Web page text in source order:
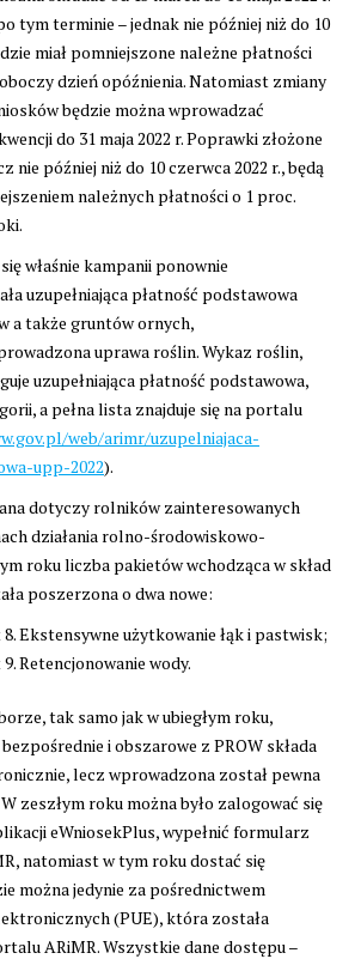
tym terminie – jednak nie później niż do 10
miał pomniejszone należne płatności
dzień opóźnienia. Natomiast zmiany
będzie można wprowadzać
do 31 maja 2022 r. Poprawki złożone
nie później niż do 10 czerwca 2022 r., będą
należnych płatności o 1 proc.
właśnie kampanii ponownie
uzupełniająca płatność podstawowa
a także gruntów ornych,
uprawa roślin. Wykaz roślin,
uzupełniająca płatność podstawowa,
a pełna lista znajduje się na portalu
web/arimr/uzupelniajaca-
upp-2022).
dotyczy rolników zainteresowanych
działania rolno-środowiskowo-
roku liczba pakietów wchodząca w skład
poszerzona o dwa nowe:
Ekstensywne użytkowanie łąk i pastwisk;
Retencjonowanie wody.
tak samo jak w ubiegłym roku,
i obszarowe z PROW składa
lecz wprowadzona został pewna
zeszłym roku można było zalogować się
eWniosekPlus, wypełnić formularz
natomiast w tym roku dostać się
można jedynie za pośrednictwem
(PUE), która została
ARiMR. Wszystkie dane dostępu –